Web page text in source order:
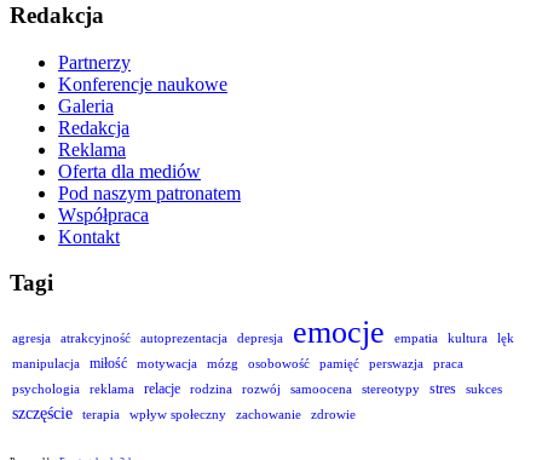
Redakcja
Partnerzy
Konferencje naukowe
Galeria
Redakcja
Reklama
Oferta dla mediów
Pod naszym patronatem
Współpraca
Kontakt
Tagi
agresja atrakcyjność autoprezentacja depresja emocje empatia kultura
lęk
manipulacja
miłość motywacja mózg osobowość pamięć perswazja
praca
psychologia
reklama relacje rodzina rozwój samoocena stereotypy stres sukces
szczęście terapia wpływ społeczny zachowanie zdrowie